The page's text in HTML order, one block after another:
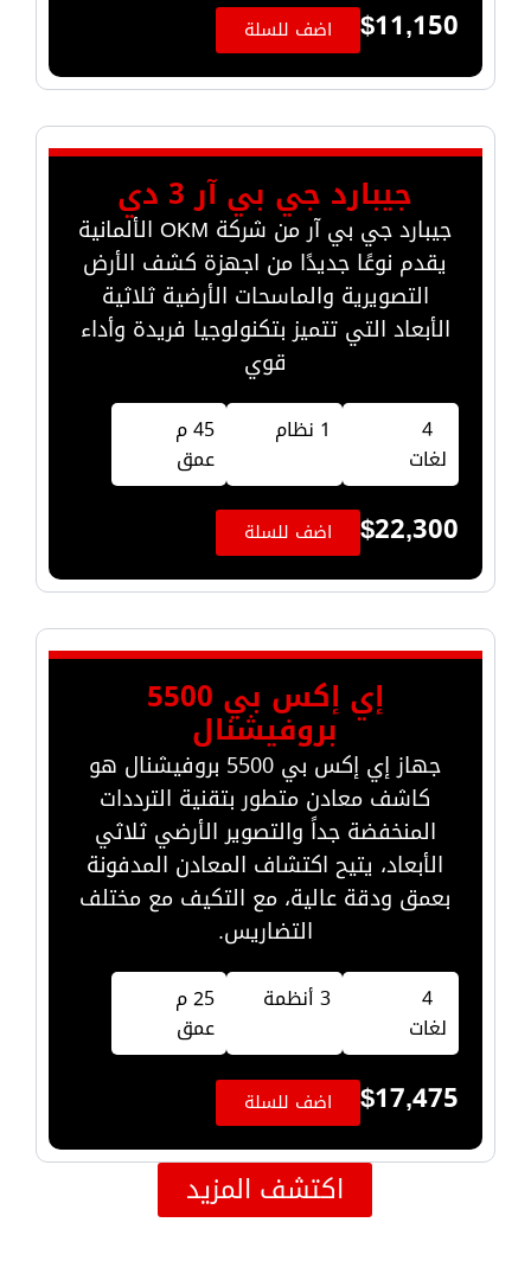
$11,150 اضف للسلة
جيبارد جي بي آر 3 دي
جيبارد جي بي آر من شركة OKM الألمانية
يقدم نوعًا جديدًا من اجهزة كشف الأرض
التصويرية والماسحات الأرضية ثلاثية
الأبعاد التي تتميز بتكنولوجيا فريدة وأداء
قوي
4
لغات
1 نظام
45 م
عمق
$22,300 اضف للسلة
إي إكس بي 5500
بروفيشنال
جهاز إي إكس بي 5500 بروفيشنال هو
كاشف معادن متطور بتقنية الترددات
المنخفضة جداً والتصوير الأرضي ثلاثي
الأبعاد، يتيح اكتشاف المعادن المدفونة
بعمق ودقة عالية، مع التكيف مع مختلف
التضاريس.
4
لغات
3 أنظمة
25 م
عمق
$17,475 اضف للسلة
اكتشف المزيد